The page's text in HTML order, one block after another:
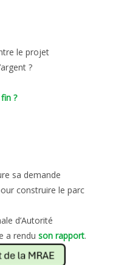
le projet
?
?
sa demande
construire le parc
d’Autorité
a renduson rapport.